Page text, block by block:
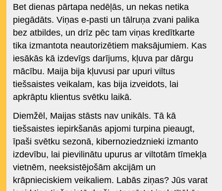
Bet dienas pārtapa nedēļās, un nekas netika
piegādāts. Viņas e-pasti un tālruņa zvani palika
bez atbildes, un drīz pēc tam viņas kredītkarte
tika izmantota neautorizētiem maksājumiem. Kas
iesākās kā izdevīgs darījums, kļuva par dārgu
mācību. Maija bija kļuvusi par upuri viltus
tiešsaistes veikalam, kas bija izveidots, lai
apkrāptu klientus svētku laikā.
Diemžēl, Maijas stāsts nav unikāls. Tā kā
tiešsaistes iepirkšanās apjomi turpina pieaugt,
īpaši svētku sezonā, kibernoziedznieki izmanto
izdevību, lai pievilinātu upurus ar viltotām tīmekļa
vietnēm, neeksistējošām akcijām un
krāpnieciskiem veikaliem. Labās ziņas? Jūs varat